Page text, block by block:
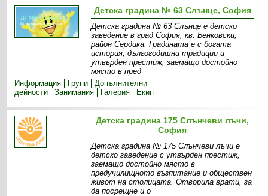
Детска градина № 63 Слънце, София
Детска градина № 63 Слънце е детско
заведение в град София, кв. Бенковски,
район Сердика. Градината е с богата
история, дългогодишни традиции и
утвърден престиж, заемащо достойно
място в пред
Информация
Групи
Допълнителни
дейности
Занимания Галерия Екип
Детска градина 175 Слънчеви лъчи,
София
Детска градина № 175 Слънчеви лъчи e
детско заведение с утвърден престиж,
заемащо достойно място в
предучилищното възпитание и обществен
живот на столицата. Отворила врати, за
да посрещне и о